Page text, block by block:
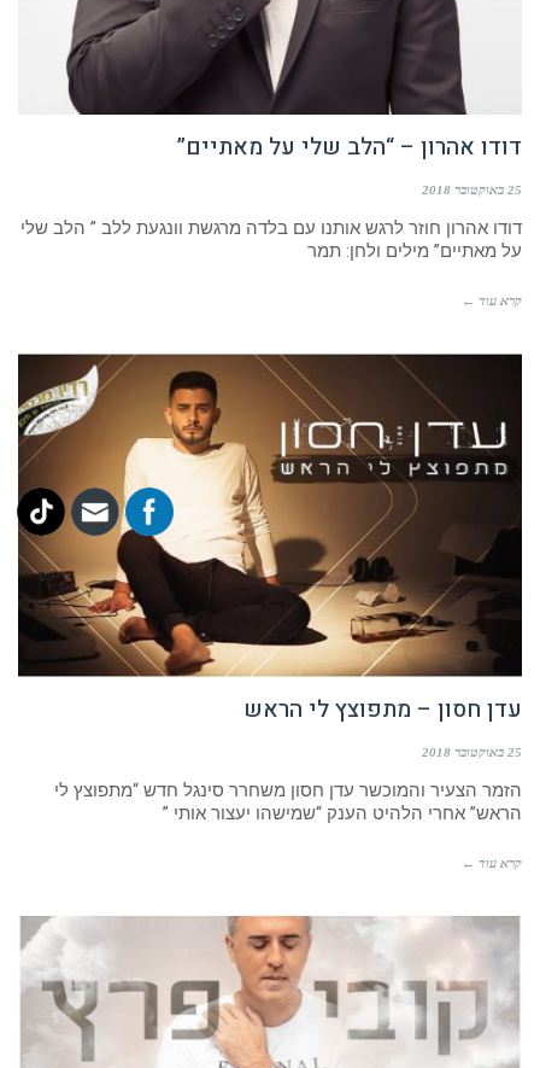
דודו אהרון – “הלב שלי על מאתיים”
25 באוקטובר 2018
דודו אהרון חוזר לרגש אותנו עם בלדה מרגשת וונגעת ללב ” הלב שלי
על מאתיים” מילים ולחן: תמר
קרא עוד ←
עדן חסון – מתפוצץ לי הראש
25 באוקטובר 2018
הזמר הצעיר והמוכשר עדן חסון משחרר סינגל חדש “מתפוצץ לי
הראש” אחרי הלהיט הענק “שמישהו יעצור אותי ”
קרא עוד ←